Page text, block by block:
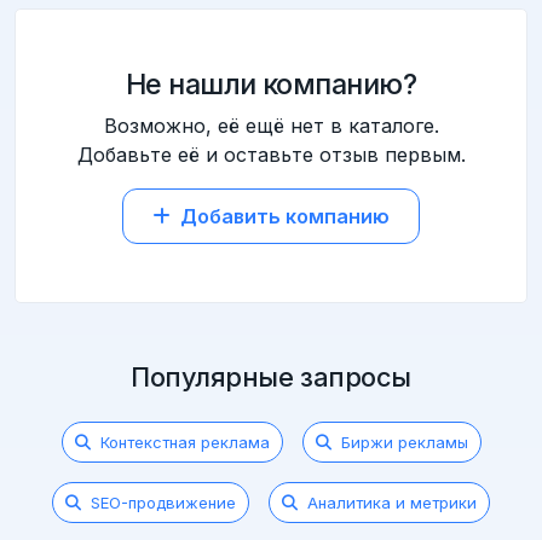
Не нашли компанию?
Возможно, её ещё нет в каталоге.
Добавьте её и оставьте отзыв первым.
Добавить компанию
Популярные запросы
Контекстная реклама Биржи рекламы
SEO-продвижение Аналитика и метрики